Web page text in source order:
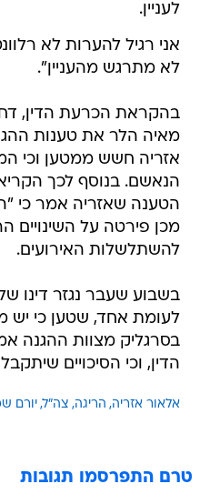
לעניין.
אני רגיל להערות לא
לא מתרגש מהעניין".
בהקראת הכרעת הדין,
מאיה הלר את טענות
אזריה חשש ממטען וכי
הנאשם. בנוסף לכך
הטענה שאזריה אמר כי
מכן פירטה על השינויים
להשתלשלות האירועים.
בשבוע שעבר נגזר דינו
לעומת אחד, שטען כי יש
בסרגליק מצוות ההגנה
הדין, וכי הסיכויים
אלאור אזריה הריגה צה"ל יורם
טרם התפרסמו תגובות